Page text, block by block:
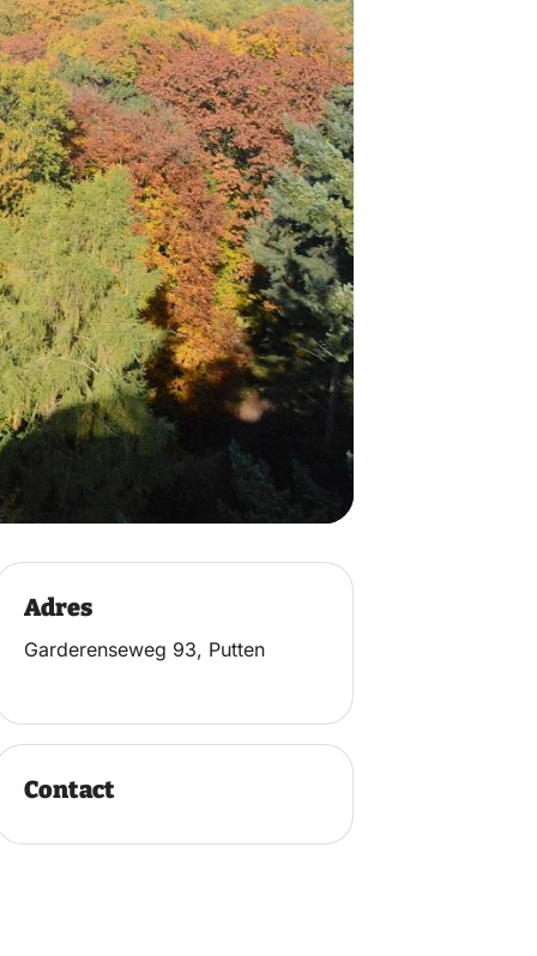
Adres
Garderenseweg 93, Putten
Contact